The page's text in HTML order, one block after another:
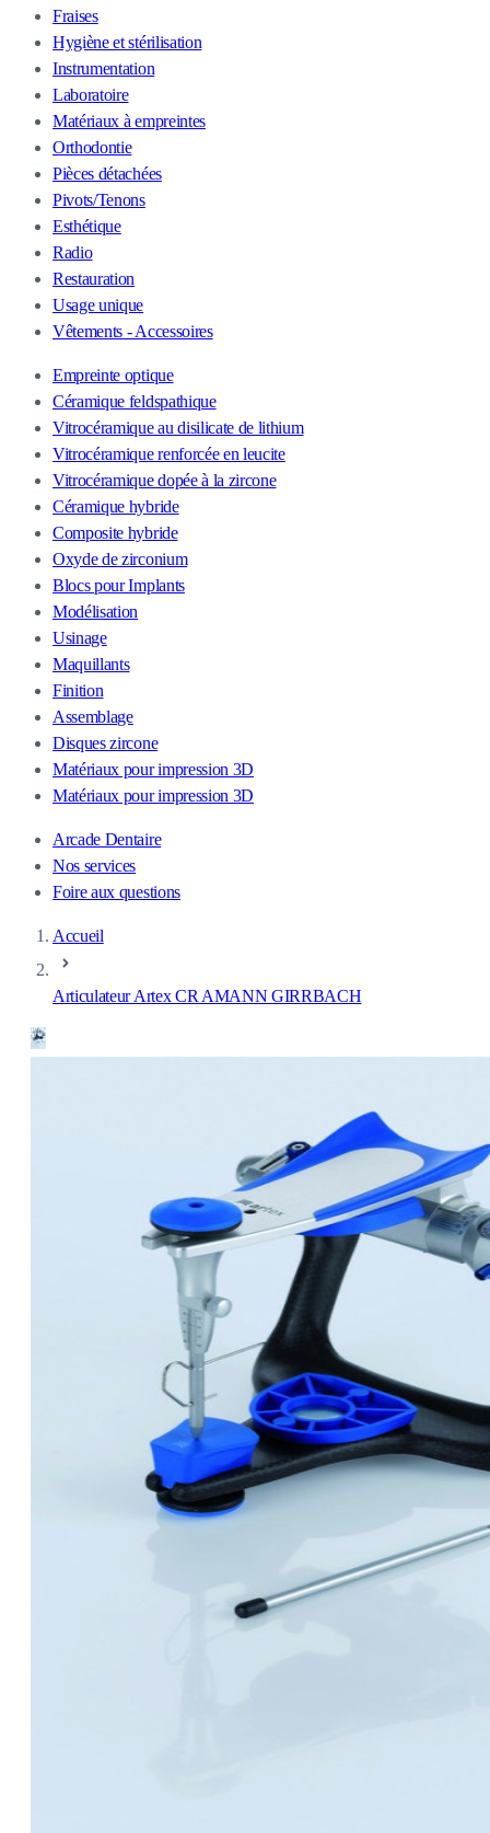
Fraises
Hygiène et stérilisation
Instrumentation
Laboratoire
Matériaux à empreintes
Orthodontie
Pièces détachées
Pivots/Tenons
Esthétique
Radio
Restauration
Usage unique
Vêtements - Accessoires
Empreinte optique
Céramique feldspathique
Vitrocéramique au disilicate de lithium
Vitrocéramique renforcée en leucite
Vitrocéramique dopée à la zircone
Céramique hybride
Composite hybride
Oxyde de zirconium
Blocs pour Implants
Modélisation
Usinage
Maquillants
Finition
Assemblage
Disques zircone
Matériaux pour impression 3D
Matériaux pour impression 3D
Arcade Dentaire
Nos services
Foire aux questions
Accueil
Articulateur Artex CR AMANN GIRRBACH